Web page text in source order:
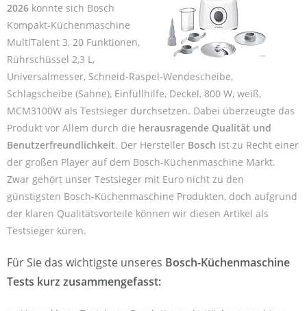
2026 konnte sich Bosch
Kompakt-Küchenmaschine
MultiTalent 3, 20 Funktionen,
Rührschüssel 2,3 L,
Universalmesser, Schneid-Raspel-Wendescheibe,
Schlagscheibe (Sahne), Einfüllhilfe, Deckel, 800 W, weiß,
MCM3100W als Testsieger durchsetzen. Dabei überzeugte das
Produkt vor Allem durch die herausragende Qualität und
Benutzerfreundlichkeit. Der Hersteller Bosch ist zu Recht einer
der großen Player auf dem Bosch-Küchenmaschine Markt.
Zwar gehört unser Testsieger mit Euro nicht zu den
günstigsten Bosch-Küchenmaschine Produkten, doch aufgrund
der klaren Qualitätsvorteile können wir diesen Artikel als
Testsieger küren.
Für Sie das wichtigste unseres Bosch-Küchenmaschine
Tests kurz zusammengefasst: